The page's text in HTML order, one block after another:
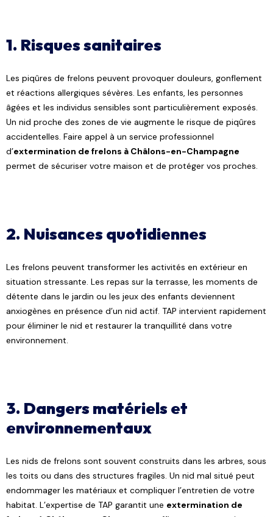
1. Risques sanitaires
Les piqûres de frelons peuvent provoquer douleurs, gonflement
et réactions allergiques sévères. Les enfants, les personnes
âgées et les individus sensibles sont particulièrement exposés.
Un nid proche des zones de vie augmente le risque de piqûres
accidentelles. Faire appel à un service professionnel
d’extermination de frelons à Châlons-en-Champagne
permet de sécuriser votre maison et de protéger vos proches.
2. Nuisances quotidiennes
Les frelons peuvent transformer les activités en extérieur en
situation stressante. Les repas sur la terrasse, les moments de
détente dans le jardin ou les jeux des enfants deviennent
anxiogènes en présence d’un nid actif. TAP intervient rapidement
pour éliminer le nid et restaurer la tranquillité dans votre
environnement.
3. Dangers matériels et
environnementaux
Les nids de frelons sont souvent construits dans les arbres, sous
les toits ou dans des structures fragiles. Un nid mal situé peut
endommager les matériaux et compliquer l’entretien de votre
habitat. L’expertise de TAP garantit une extermination de